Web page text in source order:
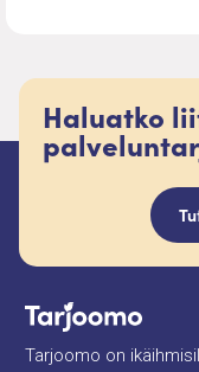
Haluatko
Tarjoomo on